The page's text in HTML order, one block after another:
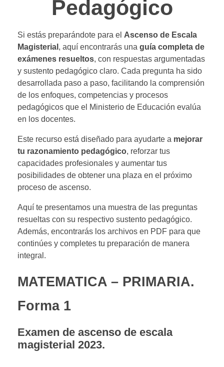
Pedagógico
Si estás preparándote para el Ascenso de Escala
Magisterial , aquí encontrarás una guía completa de
exámenes resueltos, con respuestas argumentadas
y sustento pedagógico claro. Cada pregunta ha sido
desarrollada paso a paso, facilitando la comprensión
de los enfoques, competencias y procesos
pedagógicos que el Ministerio de Educación evalúa
en los docentes.
Este recurso está diseñado para ayudarte a mejorar
tu razonamiento pedagógico, reforzar tus
capacidades profesionales y aumentar tus
posibilidades de obtener una plaza en el próximo
proceso de ascenso.
Aquí te presentamos una muestra de las preguntas
resueltas con su respectivo sustento pedagógico.
Además, encontrarás los archivos en PDF para que
continúes y completes tu preparación de manera
integral.
MATEMATICA – PRIMARIA.
Forma 1
Examen de ascenso de escala
magisterial 2023.